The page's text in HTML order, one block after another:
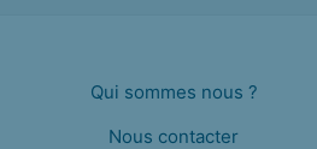
Qui sommes nous ?
Nous contacter